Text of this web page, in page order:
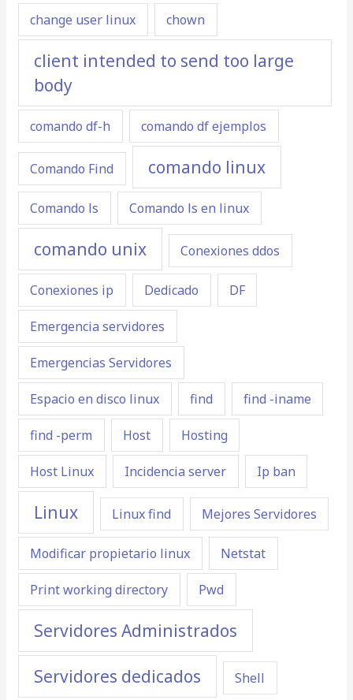
change user linux chown
client intended to send too large
body
comando df-h comando df ejemplos
Comando Find comando linux
Comando ls Comando ls en linux
comando unix Conexiones ddos
Conexiones ip Dedicado DF
Emergencia servidores
Emergencias Servidores
Espacio en disco linux find find -iname
find -perm Host Hosting
Host Linux Incidencia server Ip ban
Linux Linux find Mejores Servidores
Modificar propietario linux Netstat
Print working directory Pwd
Servidores Administrados
Servidores dedicados Shell